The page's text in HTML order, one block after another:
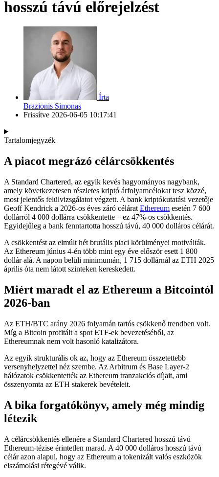
hosszú távú előrejelzést
Írta
Brazionis Simonas
Frissítve 2026-06-05 10:17:41
Tartalomjegyzék
A piacot megrázó célárcsökkentés
A Standard Chartered, az egyik kevés hagyományos nagybank,
amely következetesen részletes kriptó árfolyamcélokat tesz közzé,
most jelentős felülvizsgálatot végzett. A bank kriptókutatási vezetője
Geoff Kendrick a 2026-os éves záró célárat Ethereum esetén 7 600
dollárról 4 000 dollárra csökkentette – ez 47%-os csökkentés.
Egyidejűleg a bank fenntartotta hosszú távú, 40 000 dolláros célárát.
A csökkentést az elmúlt hét brutális piaci körülményei motiválták.
Az Ethereum június 4-én több mint egy éve először esett 1 800
dollár alá. A napon belüli minimumán, 1 715 dollárnál az ETH 2025
április óta nem látott szinteken kereskedett.
Miért maradt el az Ethereum a Bitcointól
2026-ban
Az ETH/BTC arány 2026 folyamán tartós csökkenő trendben volt.
Míg a Bitcoin profitált a spot ETF-ek bevezetéséből, az
Ethereumnak nem volt hasonló katalizátora.
Az egyik strukturális ok az, hogy az Ethereum összetettebb
versenyhelyzettel néz szembe. Az Arbitrum és Base Layer-2
hálózatok csökkentették az Ethereum tranzakciós díjait, ami
összenyomta az ETH stakerek bevételeit.
A bika forgatókönyv, amely még mindig
létezik
A célárcsökkentés ellenére a Standard Chartered hosszú távú
Ethereum-tézise érintetlen marad. A 40 000 dolláros hosszú távú
célár azon alapul, hogy az Ethereum a tokenizált valós eszközök
elszámolási rétegévé válik.